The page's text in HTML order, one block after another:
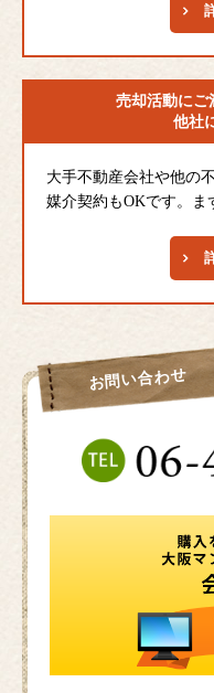
売却活動にご
他社
大手不動産会社や他の
媒介契約もOKです。ま
お問い合わせ